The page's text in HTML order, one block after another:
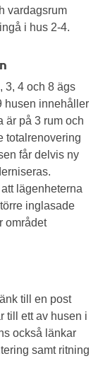
vardagsrum
i hus 2-4.
3, 4 och 8 ägs
husen innehåller
är på 3 rum och
totalrenovering
får delvis ny
lägenheterna
inglasade
området
till en post
till ett av husen i
också länkar
samt ritning